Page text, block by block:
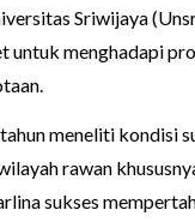
Sriwijaya
untuk menghadapi
meneliti kondisi
rawan
sukses